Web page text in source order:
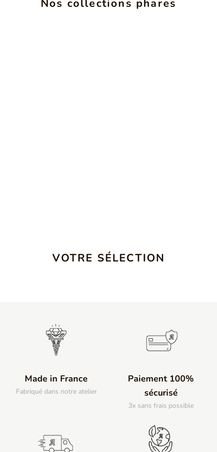
Nos collections phares
VOTRE SÉLECTION
Made in France
Fabriqué dans notre atelier
Paiement 100%
sécurisé
3x sans frais possible